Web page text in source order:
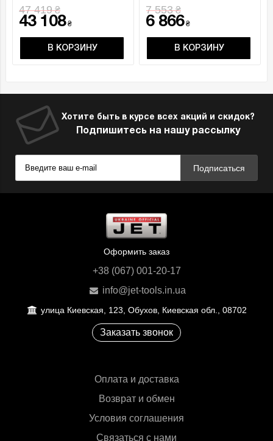
Рельсовый механизм
подачи с газовы..
47 419₴
43 108₴
В КОРЗИНУ
но очень мощное
приспос..
7 553₴
6 866₴
В КОРЗИНУ
Хотите быть в курсе всех акций и скидок?
Подпишитесь на нашу рассылку
Подписаться
Оформить заказ
+38 (067) 001-20-17
info@jet-tools.in.ua
улица Киевская, 123, Обухов, Киевская обл., 08702
Заказать звонок
Оплата и доставка
Возврат и обмен
Условия соглашения
Связаться с нами